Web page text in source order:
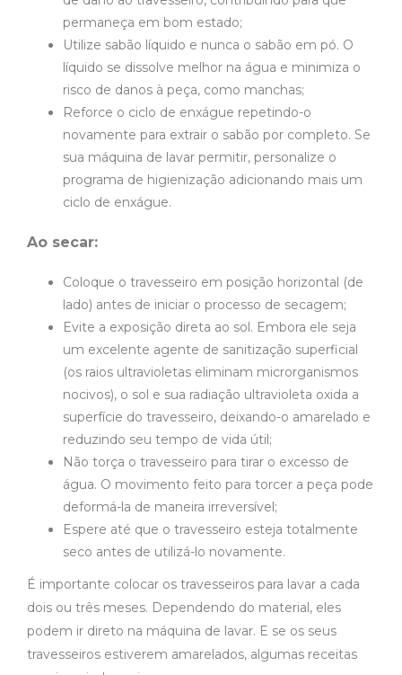
permaneça em bom estado;
Utilize sabão líquido e nunca o sabão em pó. O
líquido se dissolve melhor na água e minimiza o
risco de danos à peça, como manchas;
Reforce o ciclo de enxágue repetindo-o
novamente para extrair o sabão por completo. Se
sua máquina de lavar permitir, personalize o
programa de higienização adicionando mais um
ciclo de enxágue.
Ao secar:
Coloque o travesseiro em posição horizontal (de
lado) antes de iniciar o processo de secagem;
Evite a exposição direta ao sol. Embora ele seja
um excelente agente de sanitização superficial
(os raios ultravioletas eliminam microrganismos
nocivos), o sol e sua radiação ultravioleta oxida a
superfície do travesseiro, deixando-o amarelado e
reduzindo seu tempo de vida útil;
Não torça o travesseiro para tirar o excesso de
água. O movimento feito para torcer a peça pode
deformá-la de maneira irreversível;
Espere até que o travesseiro esteja totalmente
seco antes de utilizá-lo novamente.
É importante colocar os travesseiros para lavar a cada
dois ou três meses. Dependendo do material, eles
podem ir direto na máquina de lavar. E se os seus
travesseiros estiverem amarelados, algumas receitas